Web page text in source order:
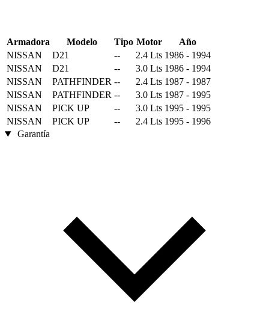
Armadora Modelo Tipo Motor
Año
NISSAN
D21 -- 2.4 Lts 1986 - 1994
NISSAN
D21 -- 3.0 Lts 1986 - 1994
NISSAN
PATHFINDER -- 2.4 Lts 1987 - 1987
NISSAN
PATHFINDER -- 3.0 Lts 1987 - 1995
NISSAN
PICK UP -- 3.0 Lts 1995 - 1995
NISSAN
PICK UP -- 2.4 Lts 1995 - 1996
Garantía